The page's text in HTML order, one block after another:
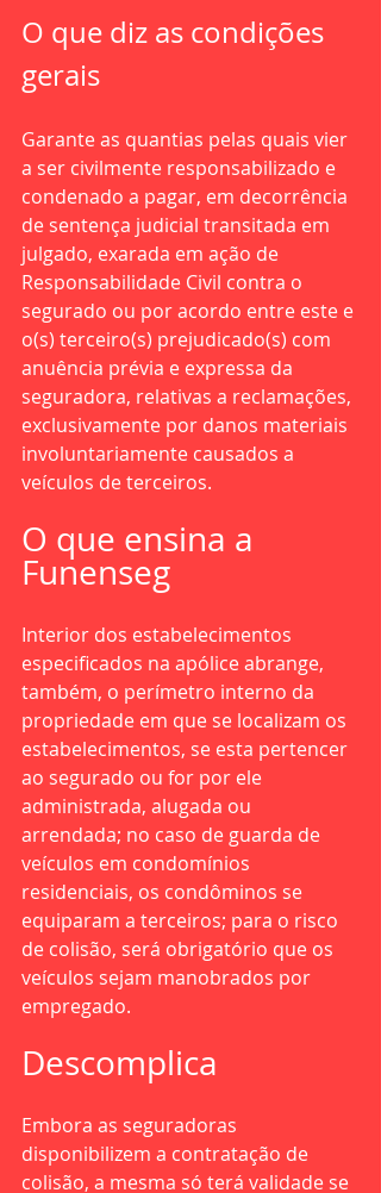
O que diz as condições
gerais
Garante as quantias pelas quais vier
a ser civilmente responsabilizado e
condenado a pagar, em decorrência
de sentença judicial transitada em
julgado, exarada em ação de
Responsabilidade Civil contra o
segurado ou por acordo entre este e
o(s) terceiro(s) prejudicado(s) com
anuência prévia e expressa da
seguradora, relativas a reclamações,
exclusivamente por danos materiais
involuntariamente causados a
veículos de terceiros.
O que ensina a
Funenseg
Interior dos estabelecimentos
especificados na apólice abrange,
também, o perímetro interno da
propriedade em que se localizam os
estabelecimentos, se esta pertencer
ao segurado ou for por ele
administrada, alugada ou
arrendada; no caso de guarda de
veículos em condomínios
residenciais, os condôminos se
equiparam a terceiros; para o risco
de colisão, será obrigatório que os
veículos sejam manobrados por
empregado.
Descomplica
Embora as seguradoras
disponibilizem a contratação de
colisão, a mesma só terá validade se